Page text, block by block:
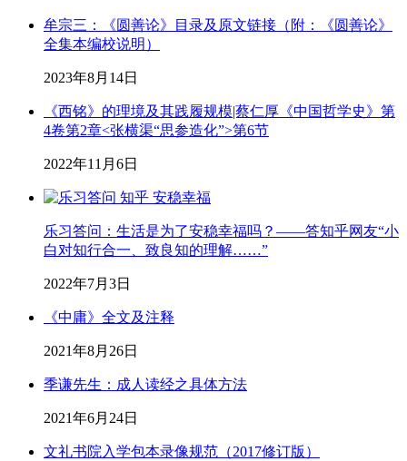
牟宗三：《圆善论》目录及原文链接（附：《圆善论》
全集本编校说明）
2023年8月14日
《西铭》的理境及其践履规模|蔡仁厚《中国哲学史》第
4卷第2章<张横渠“思参造化”>第6节
2022年11月6日
乐习答问：生活是为了安稳幸福吗？——答知乎网友“小
白对知行合一、致良知的理解……”
2022年7月3日
《中庸》全文及注释
2021年8月26日
季谦先生：成人读经之具体方法
2021年6月24日
文礼书院入学包本录像规范（2017修订版）